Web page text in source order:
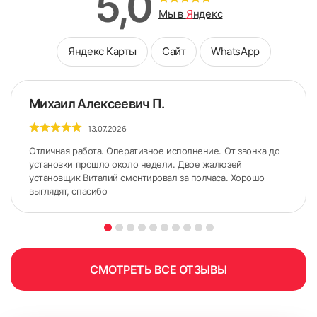
5. По сделанным ранее меткам приложить карниз.
Желательно использовать строительный уровень для
точного горизонтального расположения карниза.
Мы в Яндекс
Яндекс Карты Сайт WhatsApp
Михаил Алексеевич П.
13.07.2026
Отличная работа. Оперативное исполнение. От звонка до
установки прошло около недели. Двое жалюзей
установщик Виталий смонтировал за полчаса. Хорошо
выглядят, спасибо
СМОТРЕТЬ ВСЕ ОТЗЫВЫ